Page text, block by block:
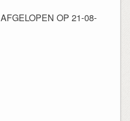
AFGELOPEN OP 21-08-